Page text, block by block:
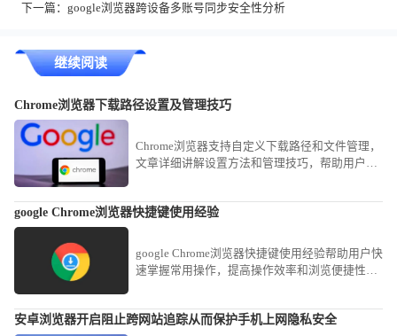
下一篇： google浏览器跨设备多账号同步安全性分析
继续阅读
Chrome浏览器下载路径设置及管理技巧
Chrome浏览器支持自定义下载路径和文件管理，
文章详细讲解设置方法和管理技巧，帮助用户高
google Chrome浏览器快捷键使用经验
google Chrome浏览器快捷键使用经验帮助用户快
速掌握常用操作，提高操作效率和浏览便捷性。
安卓浏览器开启阻止跨网站追踪从而保护手机上网隐私安全